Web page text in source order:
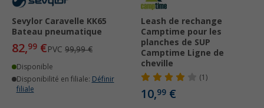
Sevylor Caravelle KK65
Bateau pneumatique
82,99 €PVC 99,99 €
Disponible
Disponibilité en filiale: Définir
filiale
Leash de rechange
Camptime pour les
planches de SUP
Camptime Ligne de
cheville
(1)
10,99 €